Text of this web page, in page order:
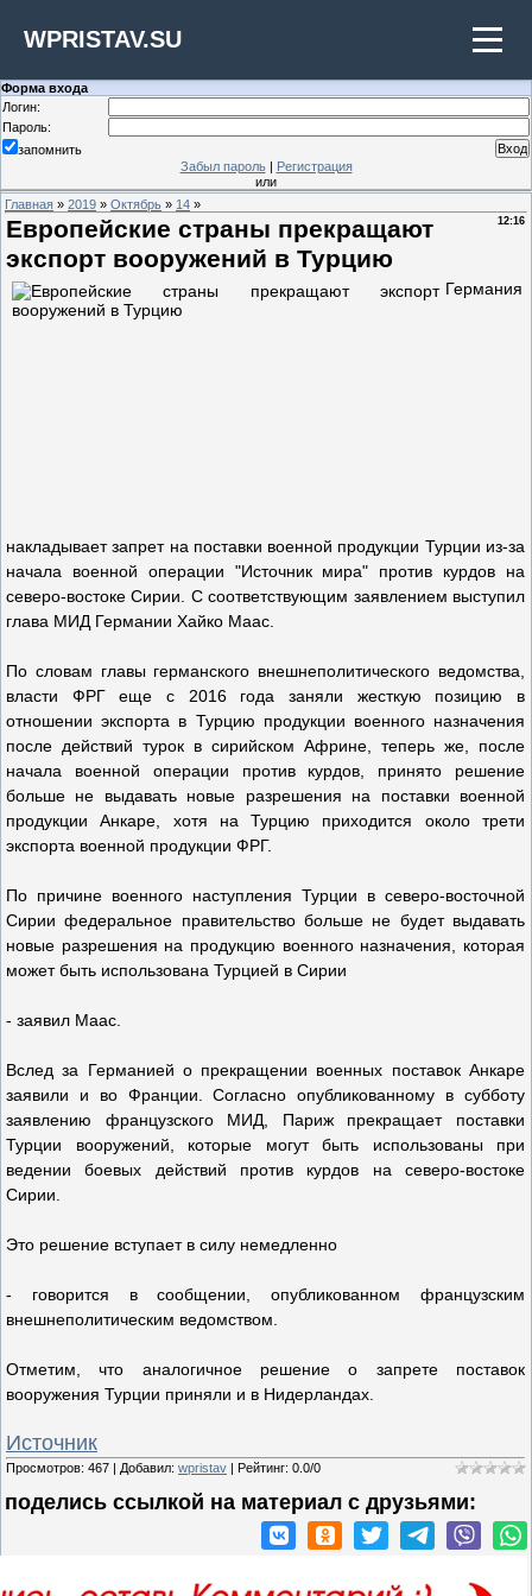
WPRISTAV.SU
Форма входа
Логин:
Пароль:
запомнить
Забыл пароль| Регистрация
или
Главная » 2019 » Октябрь » 14 »
12:16
Европейские страны прекращают
экспорт вооружений в Турцию
Германия
накладывает запрет на поставки военной продукции Турции из-за
начала военной операции "Источник мира" против курдов на
северо-востоке Сирии. С соответствующим заявлением выступил
глава МИД Германии Хайко Маас.
По словам главы германского внешнеполитического ведомства,
власти ФРГ еще с 2016 года заняли жесткую позицию в
отношении экспорта в Турцию продукции военного назначения
после действий турок в сирийском Африне, теперь же, после
начала военной операции против курдов, принято решение
больше не выдавать новые разрешения на поставки военной
продукции Анкаре, хотя на Турцию приходится около трети
экспорта военной продукции ФРГ.
По причине военного наступления Турции в северо-восточной
Сирии федеральное правительство больше не будет выдавать
новые разрешения на продукцию военного назначения, которая
может быть использована Турцией в Сирии
- заявил Маас.
Вслед за Германией о прекращении военных поставок Анкаре
заявили и во Франции. Согласно опубликованному в субботу
заявлению французского МИД, Париж прекращает поставки
Турции вооружений, которые могут быть использованы при
ведении боевых действий против курдов на северо-востоке
Сирии.
Это решение вступает в силу немедленно
- говорится в сообщении, опубликованном французским
внешнеполитическим ведомством.
Отметим, что аналогичное решение о запрете поставок
вооружения Турции приняли и в Нидерландах.
Источник
Просмотров: 467 | Добавил: wpristav | Рейтинг: 0.0/0
поделись ссылкой на материал c друзьями: